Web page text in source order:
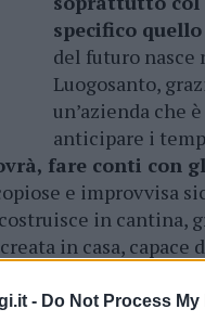
- Do Not Process
specifico
del futuro nasce
Luogosanto,
un’azienda che
anticipare i
fare conti con
e improvvisa
in cantina,
in casa, capace
sul campo e nei
modelli